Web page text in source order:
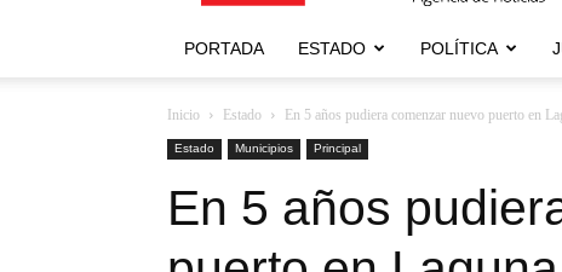
Noticias
PORTADA ESTADO POLÍTICA
Inicio Estado En 5 años pudiera comenzar nuevo puerto en
Estado Municipios Principal
En 5 años